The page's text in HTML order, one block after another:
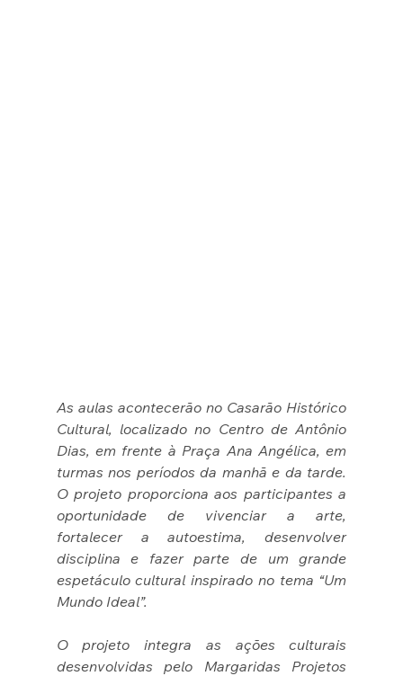
As aulas acontecerão no Casarão Histórico
Cultural, localizado no Centro de Antônio
Dias, em frente à Praça Ana Angélica, em
turmas nos períodos da manhã e da tarde.
O projeto proporciona aos participantes a
oportunidade de vivenciar a arte,
fortalecer a autoestima, desenvolver
disciplina e fazer parte de um grande
espetáculo cultural inspirado no tema “Um
Mundo Ideal”.
O projeto integra as ações culturais
desenvolvidas pelo Margaridas Projetos